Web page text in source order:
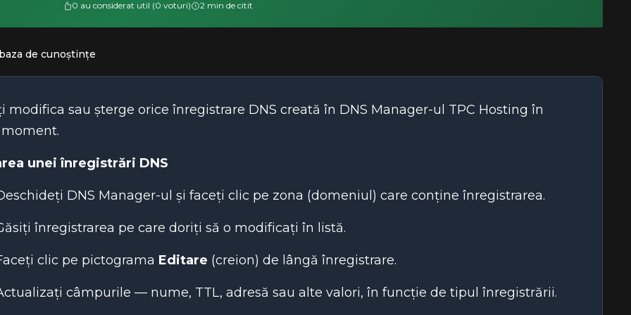
0 au considerat util (0 voturi) 2 min de citit
de cunoștințe
modifica sau șterge orice înregistrare DNS creată în DNS Manager-ul TPC Hosting în
unei înregistrări DNS
DNS Manager-ul și faceți clic pe zona (domeniul) care conține înregistrarea.
înregistrarea pe care doriți să o modificați în listă.
clic pe pictograma Editare (creion) de lângă înregistrare.
câmpurile — nume, TTL, adresă sau alte valori, în funcție de tipul înregistrării.